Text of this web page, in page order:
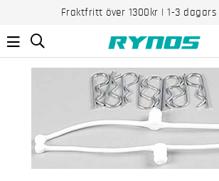
Fraktfritt över 1300kr | 1-3 dagars